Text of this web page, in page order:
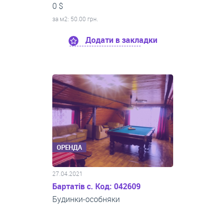
0 $
за м2: 50.00 грн.
Додати в закладки
ОРЕНДА
27.04.2021
Бартатів с. Код: 042609
Будинки-особняки